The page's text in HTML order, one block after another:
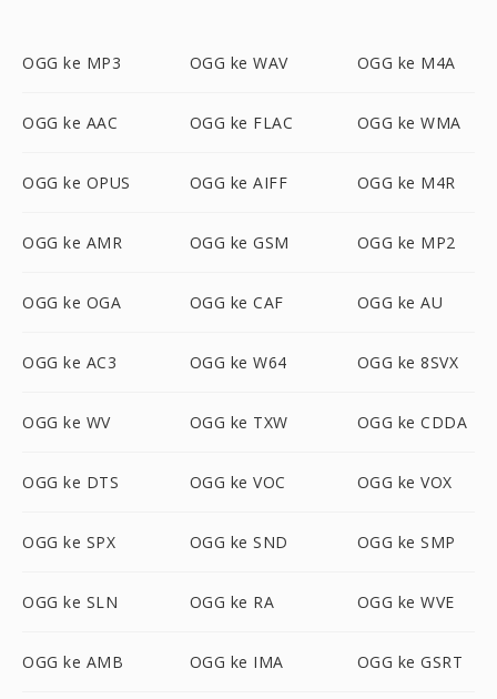
OGG ke MP3 OGG ke WAV OGG ke M4A
OGG ke AAC OGG ke FLAC OGG ke WMA
OGG ke OPUS OGG ke AIFF OGG ke M4R
OGG ke AMR OGG ke GSM OGG ke MP2
OGG ke OGA OGG ke CAF OGG ke AU
OGG ke AC3 OGG ke W64 OGG ke 8SVX
OGG ke WV OGG ke TXW OGG ke CDDA
OGG ke DTS OGG ke VOC OGG ke VOX
OGG ke SPX OGG ke SND OGG ke SMP
OGG ke SLN OGG ke RA OGG ke WVE
OGG ke AMB OGG ke IMA OGG ke GSRT